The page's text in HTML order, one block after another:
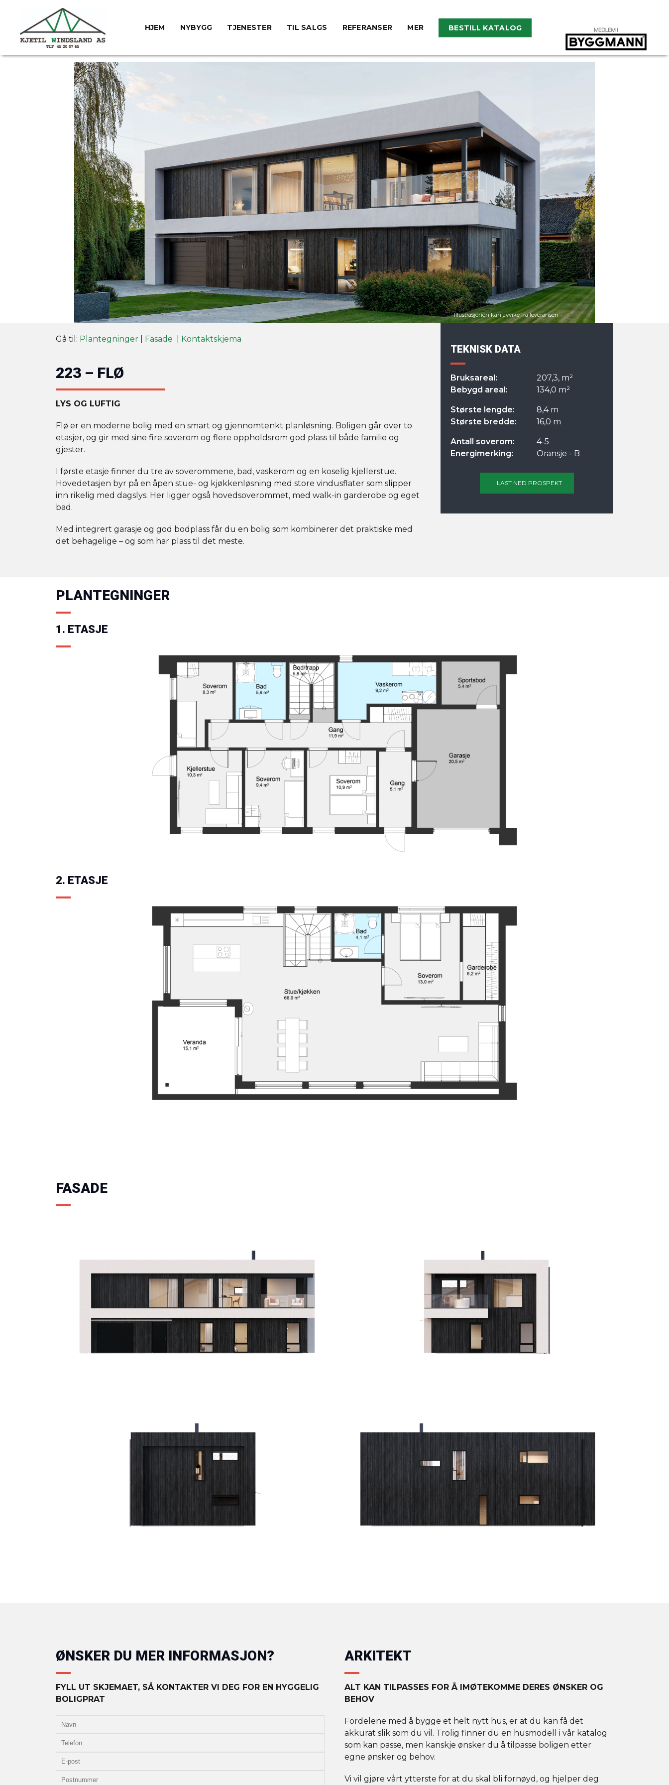
HJEM NYBYGG TJENESTER TIL SALGS REFERANSER MER BESTILL KATALOG
Gå til: Plantegninger Fasade Kontaktskjema
223 – FLØ
LYS OG LUFTIG
Flø er en moderne bolig med en smart og gjennomtenkt planløsning. Boligen går over to
etasjer, og gir med sine fire soverom og flere oppholdsrom god plass til både familie og
gjester.
I første etasje finner du tre av soverommene, bad, vaskerom og en koselig kjellerstue.
Hovedetasjen byr på en åpen stue- og kjøkkenløsning med store vindusflater som slipper
inn rikelig med dagslys. Her ligger også hovedsoverommet, med walk-in garderobe og eget
bad.
Med integrert garasje og god bodplass får du en bolig som kombinerer det praktiske med
det behagelige – og som har plass til det meste.
TEKNISK DATA
Bruksareal:
207,3, m²
Bebygd areal:
134,0 m²
Største lengde:
8,4 m
Største bredde:
16,0 m
Antall soverom:
4-5
Energimerking:
Oransje - B
LAST NED PROSPEKT
PLANTEGNINGER
1. ETASJE
2. ETASJE
FASADE
ØNSKER DU MER INFORMASJON?
FYLL UT SKJEMAET, SÅ KONTAKTER VI DEG FOR EN HYGGELIG
BOLIGPRAT
ARKITEKT
ALT KAN TILPASSES FOR Å IMØTEKOMME DERES ØNSKER OG
BEHOV
Fordelene med å bygge et helt nytt hus, er at du kan få det
akkurat slik som du vil. Trolig finner du en husmodell i vår katalog
som kan passe, men kanskje ønsker du å tilpasse boligen etter
egne ønsker og behov.
Vi vil gjøre vårt ytterste for at du skal bli fornøyd, og hjelper deg